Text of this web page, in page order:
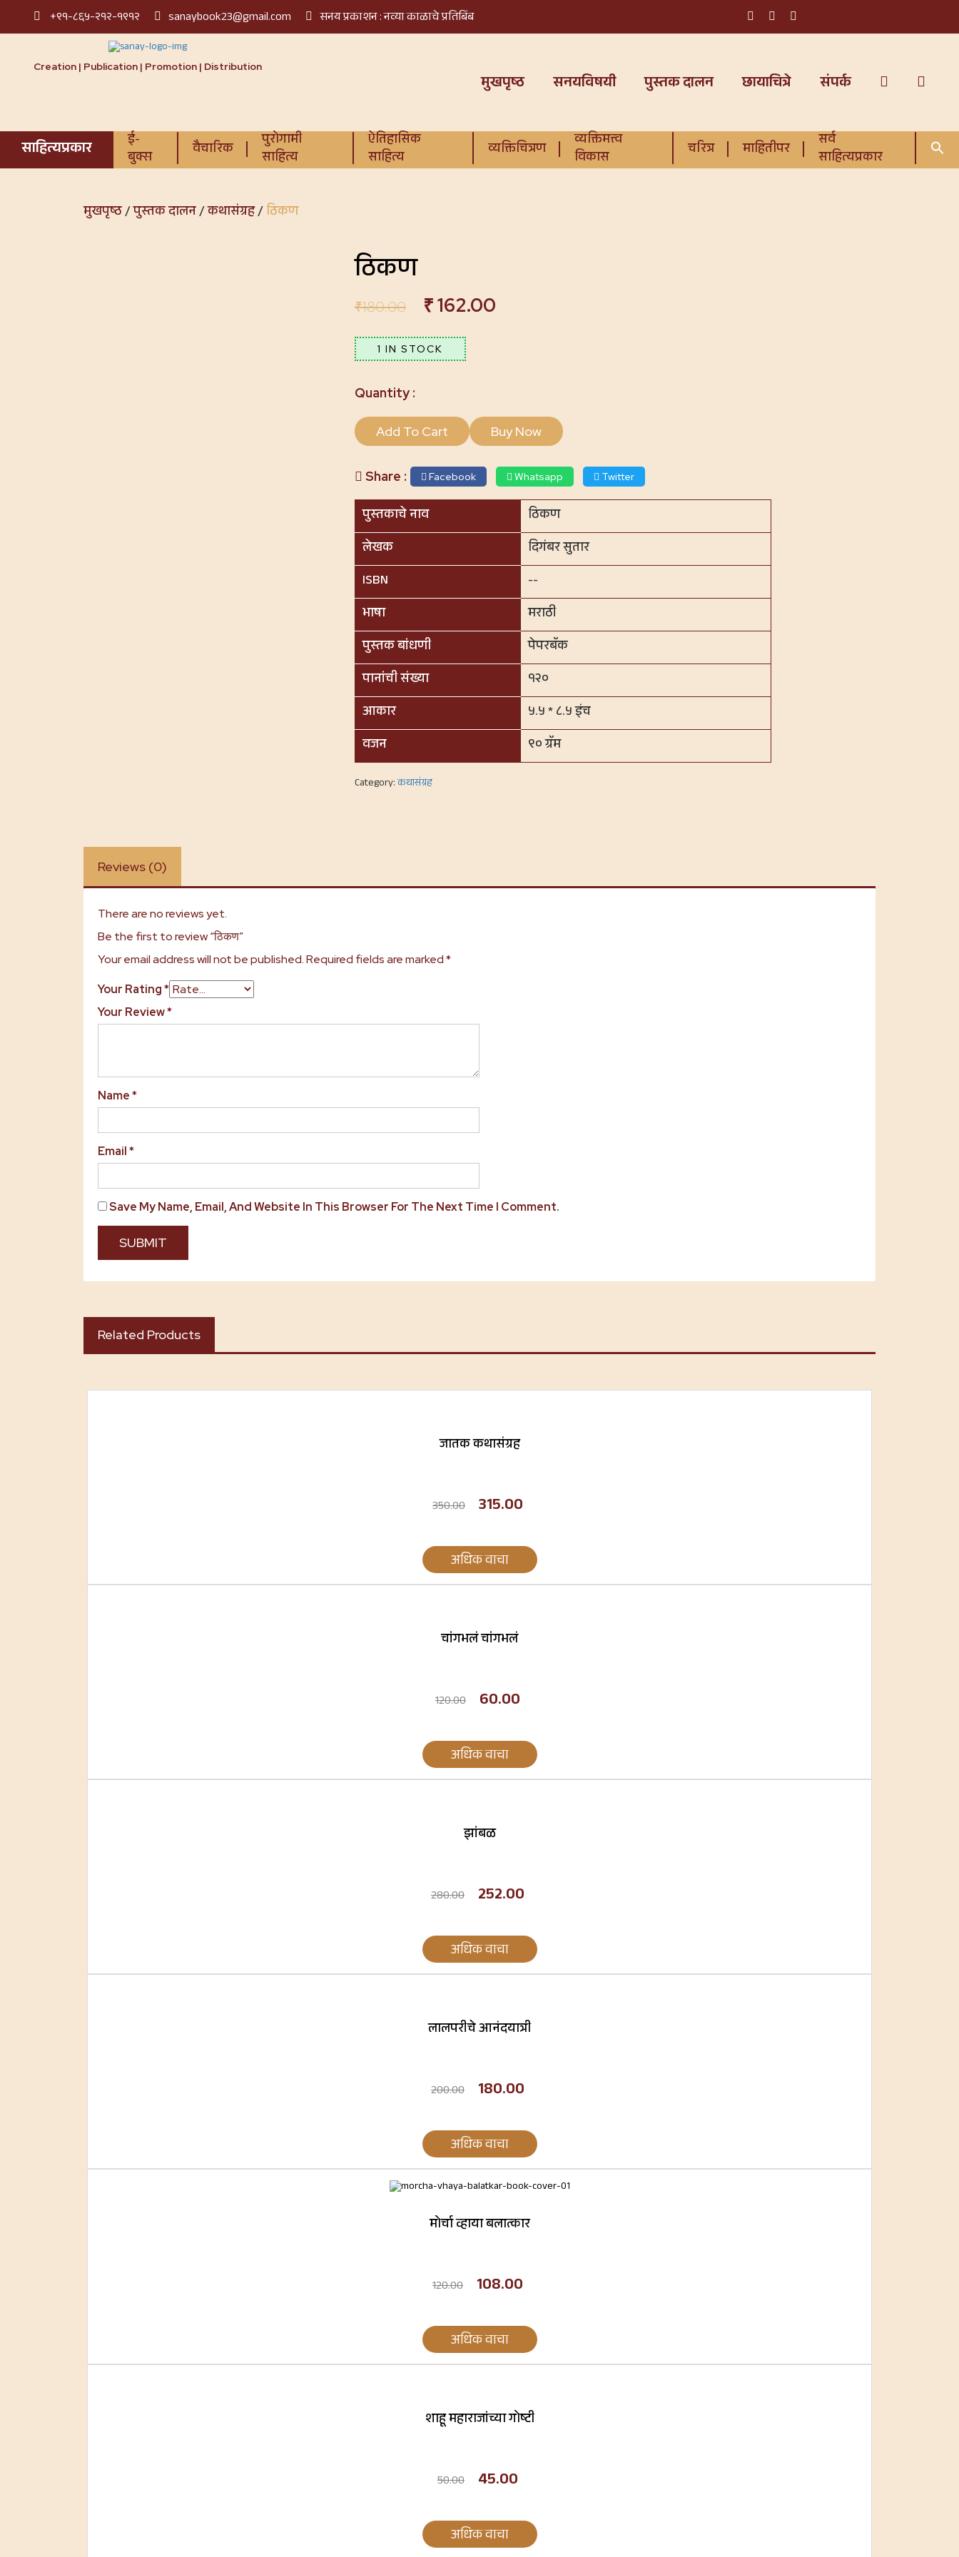
+९१-८६५-२१२-१९१२ sanaybook23@gmail.com सनय प्रकाशन : नव्या काळाचे प्रतिबिंब
Creation | Publication | Promotion | Distribution
मुखपृष्ठ सनयविषयी पुस्तक दालन छायाचित्रे संपर्क
साहित्यप्रकार
ई-
बुक्स
वैचारिक
पुरोगामी
साहित्य
ऐतिहासिक
साहित्य
व्यक्तिचित्रण
व्यक्तिमत्त्व
विकास
चरित्र माहितीपर
सर्व
साहित्यप्रकार
मुखपृष्ठ/पुस्तक दालन/कथासंग्रह/ठिकण
ठिकण
₹180.00 ₹162.00
1 IN STOCK
Add To Cart Buy Now
Share : Facebook Whatsapp Twitter
पुस्तकाचे नाव
ठिकण
लेखक
दिगंबर सुतार
ISBN
--
भाषा
मराठी
पुस्तक बांधणी
पेपरबॅक
पानांची संख्या
१२०
आकार
५.५ * ८.५ इंच
वजन
९० ग्रॅम
Category:कथासंग्रह
Reviews (0)
There are no reviews yet.
Be the first to review “ठिकण”
Your email address will not be published.Required fields are marked*
Your Rating*
Your Review*
Name*
Email*
Save My Name, Email, And Website In This Browser For The Next Time I Comment.
Related Products
जातक कथासंग्रह
350.00 315.00
अधिक वाचा
चांगभलं चांगभलं
120.00 60.00
अधिक वाचा
झांबळ
280.00 252.00
अधिक वाचा
लालपरीचे आनंदयात्री
200.00 180.00
अधिक वाचा
मोर्चा व्हाया बलात्कार
120.00 108.00
अधिक वाचा
शाहू महाराजांच्या गोष्टी
50.00 45.00
अधिक वाचा